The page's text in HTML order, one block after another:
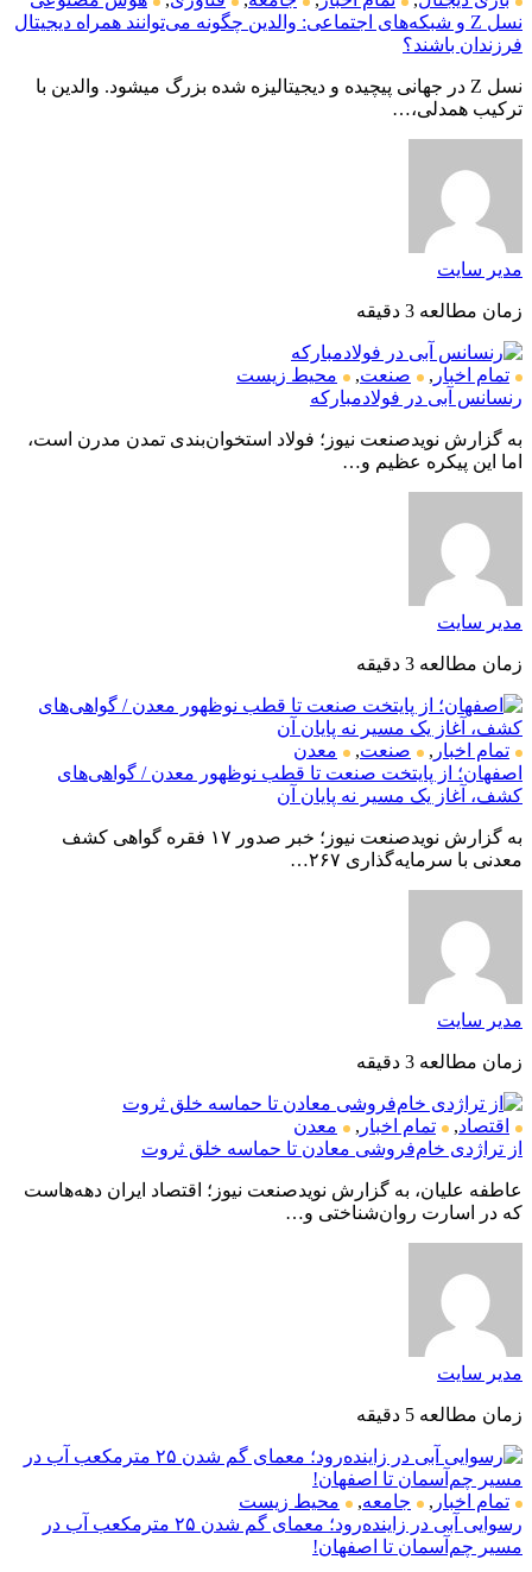
نسل Z و شبکه‌های اجتماعی: والدین چگونه می‌توانند همراه دیجیتال
فرزندان باشند؟
نسل Z در جهانی پیچیده و دیجیتالیزه شده بزرگ میشود. والدین با
ترکیب همدلی،…
مدیر سایت
زمان مطالعه 3 دقیقه
تمام اخبار , صنعت,
محیط زیست
رنسانس آبی در فولادمبارکه
به گزارش نویدصنعت نیوز؛ فولاد استخوان‌بندی تمدن مدرن است،
اما این پیکره عظیم و…
مدیر سایت
زمان مطالعه 3 دقیقه
تمام اخبار , صنعت,
معدن
اصفهان؛ از پایتخت صنعت تا قطب نوظهور معدن / گواهی‌های
کشف، آغاز یک مسیر نه پایان آن
به گزارش نویدصنعت نیوز؛ خبر صدور ۱۷ فقره گواهی کشف
معدنی با سرمایه‌گذاری ۲۶۷…
مدیر سایت
زمان مطالعه 3 دقیقه
اقتصاد, تمام اخبار ,
معدن
از تراژدی خام‌فروشی معادن تا حماسه خلق ثروت
عاطفه علیان، به گزارش نویدصنعت نیوز؛ اقتصاد ایران دهه‌هاست
که در اسارت روان‌شناختی و…
مدیر سایت
زمان مطالعه 5 دقیقه
تمام اخبار , جامعه,
محیط زیست
رسوایی آبی در زاینده‌رود؛ معمای گم شدن ۲۵ مترمکعب آب در
مسیر چم‌آسمان تا اصفهان!